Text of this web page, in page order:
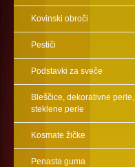
Kovinski obroči
Pestiči
Podstavki za sveče
Bleščice, dekorativne perle,
steklene perle
Kosmate žičke
Penasta guma